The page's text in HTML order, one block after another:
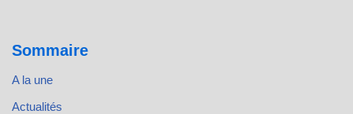
Sommaire
A la une
Actualités